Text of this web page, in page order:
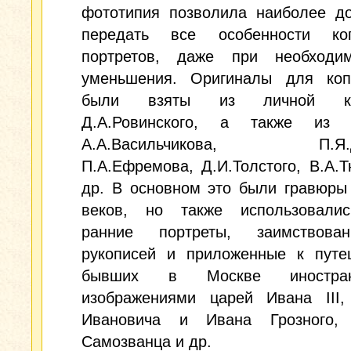
фототипия позволила наиболее
передать все особенности
портретов, даже при
уменьшения. Оригиналы для
были взяты из личной
Д.А.Ровинского, а также из
А.А.Васильчикова,
П.А.Ефремова, Д.И.Толстого,
др. В основном это были гравюры
веков, но также
ранние портреты,
рукописей и приложенные к
бывших в Москве
изображениями царей Ивана III,
Ивановича и Ивана Грозного,
Самозванца и др.